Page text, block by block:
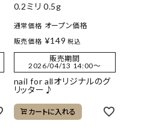
0.2ミリ 0.5g
通常価格 オープン価格
販売価格 ¥149 税込
販売期間
2026/04/13 14:00〜
nail for allオリジナルのグ
リッター♪
カートに入れる